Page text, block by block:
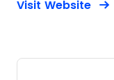
Visit Website